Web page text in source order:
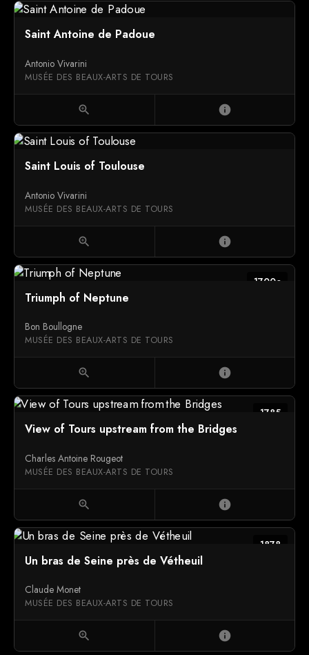
Saint Antoine de Padoue
Antonio Vivarini
MUSÉE DES BEAUX-ARTS DE TOURS
zoom_in info
Saint Louis of Toulouse
Antonio Vivarini
MUSÉE DES BEAUX-ARTS DE TOURS
zoom_in info
1700c
Triumph of Neptune
Bon Boullogne
MUSÉE DES BEAUX-ARTS DE TOURS
zoom_in info
1785
View of Tours upstream from the Bridges
Charles Antoine Rougeot
MUSÉE DES BEAUX-ARTS DE TOURS
zoom_in info
1878
Un bras de Seine près de Vétheuil
Claude Monet
MUSÉE DES BEAUX-ARTS DE TOURS
zoom_in info